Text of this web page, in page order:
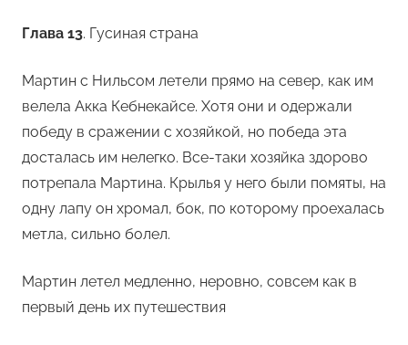
Глава 13. Гусиная страна
Мартин с Нильсом летели прямо на север, как им
велела Акка Кебнекайсе. Хотя они и одержали
победу в сражении с хозяйкой, но победа эта
досталась им нелегко. Все-таки хозяйка здорово
потрепала Мартина. Крылья у него были помяты, на
одну лапу он хромал, бок, по которому проехалась
метла, сильно болел.
Мартин летел медленно, неровно, совсем как в
первый день их путешествия